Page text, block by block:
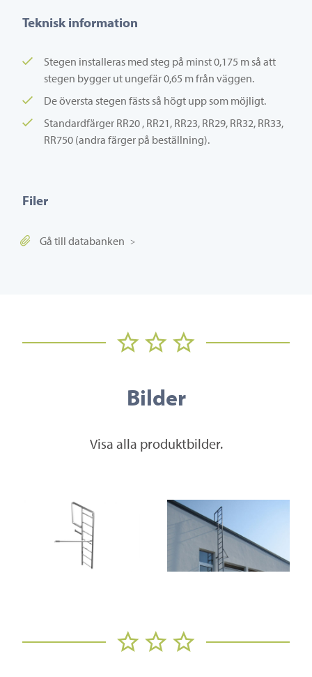
Teknisk information
Stegen installeras med steg på minst 0,175 m så att
stegen bygger ut ungefär 0,65 m från väggen.
De översta stegen fästs så högt upp som möjligt.
Standardfärger RR20 , RR21, RR23, RR29, RR32, RR33,
RR750 (andra färger på beställning).
Filer
Gå till databanken
Bilder
Visa alla produktbilder.